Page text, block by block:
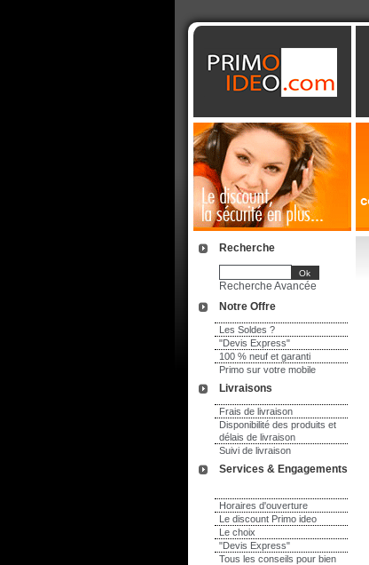
Notre Offre
Les Soldes ?
"Devis Express"
100 % neuf et garanti
Primo sur votre mobile
Livraisons
Frais de livraison
Disponibilité des produits et
délais de livraison
Suivi de livraison
Services & Engagements
Horaires d'ouverture
Le discount Primo ideo
Le choix
"Devis Express"
Tous les conseils pour bien
Recherche
Recherche Avancée